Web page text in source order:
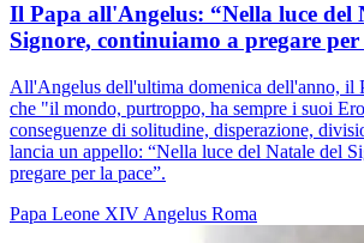
Il Papa all'Angelus: “Nella luce del
Signore, continuiamo a pregare per
All'Angelus dell'ultima domenica dell'anno, il
che "il mondo, purtroppo, ha sempre i suoi
conseguenze di solitudine, disperazione,
lancia un appello: “Nella luce del Natale del
pregare per la pace”.
Papa Leone XIV Angelus Roma